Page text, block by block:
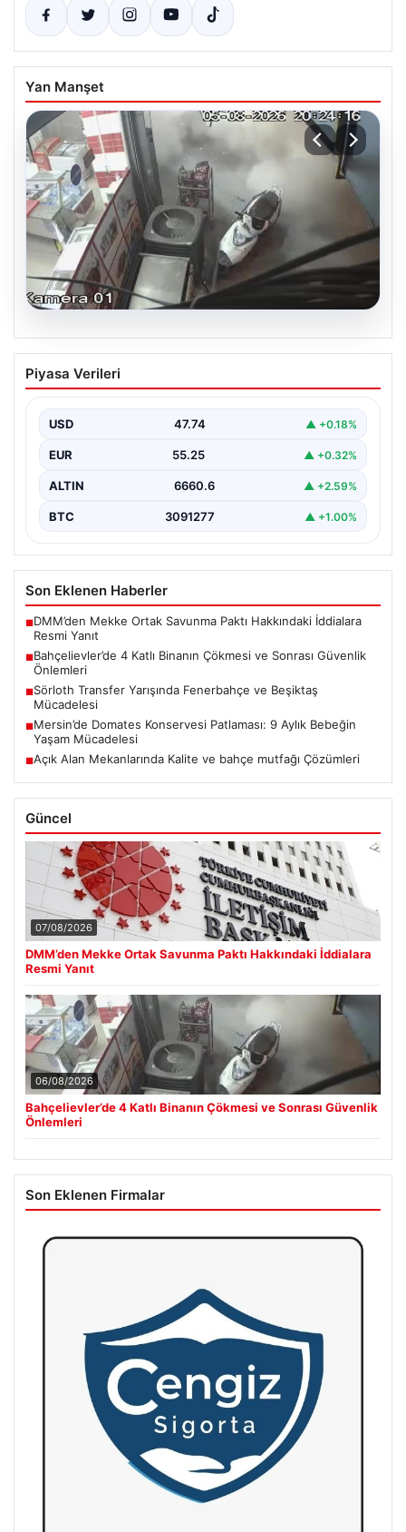
Yan Manşet
06.08.2026
Bahçelievler’de 4 Katlı Binanın Çökmesi
ve Sonrası Güvenlik Önlemleri
bölge sakinleri ve yetkilileri korkutan anlara sahne oldu.
Piyasa Verileri
USD 47.74 ▲ +0.18%
EUR 55.25 ▲ +0.32%
ALTIN 6660.6 ▲ +2.59%
BTC 3091277 ▲ +1.00%
Son Eklenen Haberler
■DMM’den Mekke Ortak Savunma Paktı Hakkındaki İddialara
Resmi Yanıt
■Bahçelievler’de 4 Katlı Binanın Çökmesi ve Sonrası Güvenlik
Önlemleri
■Sörloth Transfer Yarışında Fenerbahçe ve Beşiktaş
Mücadelesi
■Mersin’de Domates Konservesi Patlaması: 9 Aylık Bebeğin
Yaşam Mücadelesi
■Açık Alan Mekanlarında Kalite ve bahçe mutfağı Çözümleri
Güncel
07/08/2026
DMM’den Mekke Ortak Savunma Paktı Hakkındaki İddialara
Resmi Yanıt
06/08/2026
Bahçelievler’de 4 Katlı Binanın Çökmesi ve Sonrası Güvenlik
Önlemleri
Son Eklenen Firmalar